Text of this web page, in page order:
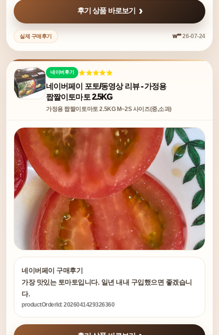
후기 상품 바로보기
실제 구매후기 w**26-07-24
네이버후기
네이버페이 포토/동영상 리뷰 - 가정용
짭짤이토마토 2.5KG
가정용 짭짤이토마토 2.5KG M~2S 사이즈(중,소과)
네이버페이 구매후기
가장 맛있는 토마토입니다. 일년 내내 구입했으면 좋겠습니
다.
productOrderId: 2026041429326360